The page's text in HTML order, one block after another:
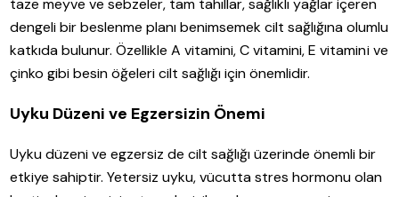
dengeli bir beslenme planı benimsemek cilt sağlığına olumlu
katkıda bulunur. Özellikle A vitamini, C vitamini, E vitamini ve
çinko gibi besin öğeleri cilt sağlığı için önemlidir.
Uyku Düzeni ve Egzersizin Önemi
Uyku düzeni ve egzersiz de cilt sağlığı üzerinde önemli bir
etkiye sahiptir. Yetersiz uyku, vücutta stres hormonu olan